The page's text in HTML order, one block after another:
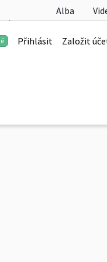
Alba
Přihlásit Založit
průvod